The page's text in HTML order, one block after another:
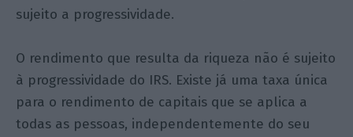
sujeito a progressividade.
O rendimento que resulta da riqueza não é sujeito
à progressividade do IRS. Existe já uma taxa única
para o rendimento de capitais que se aplica a
todas as pessoas, independentemente do seu